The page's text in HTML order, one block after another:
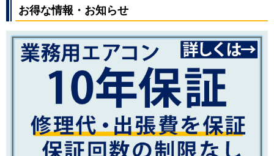
PLZX-ZRMP112EFGZ
PLZX-ZRMP112HF5
PLZX-ZRMP112HFG3
PLZX-ZRMP112HFG4
PLZX-ZRMP112HBF5
PLZX-ZRMP112HFG5
PLZX-DHRMP112H2
PLZX-DHRMP112HF2
PLZX-DHRMP112H3
PLZX-DHRMP112HF3
お得な情報・お知らせ